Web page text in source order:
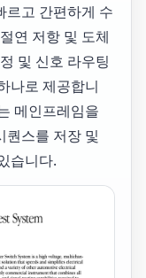
르고 간편하게 수
연 저항 및 도체
및 신호 라우팅
나로 제공합니
메인프레임을
퀀스를 저장 및
습니다.